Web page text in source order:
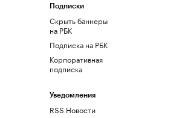
Подписки
Скрыть баннеры
на РБК
Подписка на РБК
Корпоративная
подписка
Уведомления
RSS Новости